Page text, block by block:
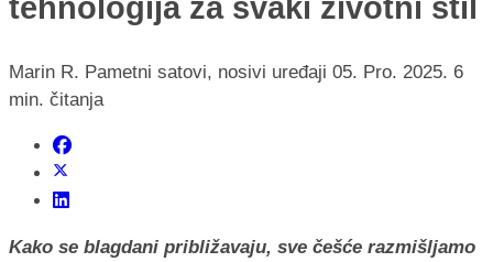
tehnologija za svaki životni stil
Marin R. Pametni satovi, nosivi uređaji 05. Pro. 2025. 6
min. čitanja
Kako se blagdani približavaju, sve češće razmišljamo